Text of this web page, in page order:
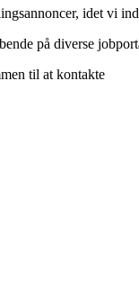
idet vi
på diverse
til at kontakte